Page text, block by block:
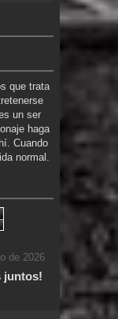
que trata
un ser
haga
Cuando
normal.
de 2026
juntos!